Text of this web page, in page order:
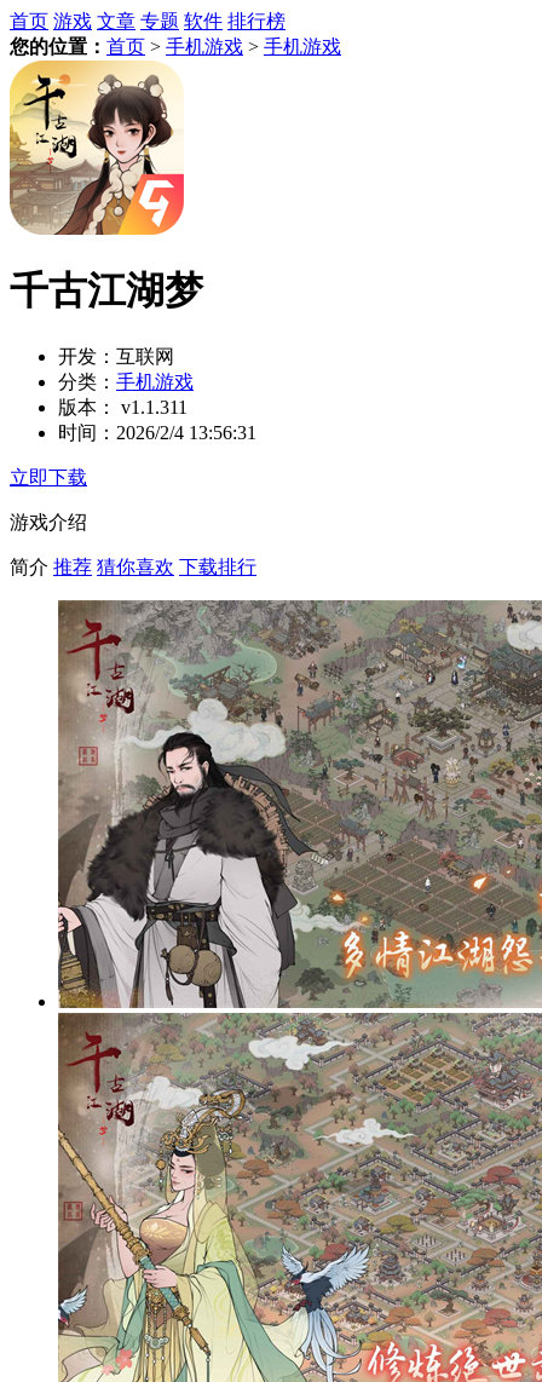
首页 游戏 文章 专题 软件 排行榜
您的位置： 首页 > 手机游戏 > 手机游戏
千古江湖梦
开发： 互联网
分类： 手机游戏
版本：
v1.1.311
时间： 2026/2/4 13:56:31
立即下载
游戏介绍
简介 推荐 猜你喜欢 下载排行